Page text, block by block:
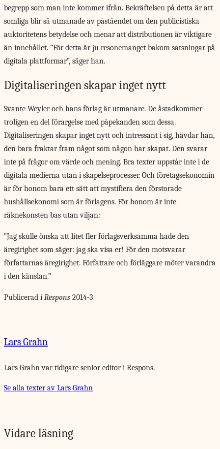
begrepp som man inte kommer ifrån. Bekräftelsen på detta är att
somliga blir så utmanade av påståendet om den publicistiska
auktoritetens betydelse och menar att distributionen är viktigare
än innehållet. ”För detta är ju resonemanget bakom satsningar på
digitala plattformar”, säger han.
Digitaliseringen skapar inget nytt
Svante Weyler och hans förlag är utmanare. De åstadkommer
troligen en del förargelse med påpekanden som dessa.
Digitaliseringen skapar inget nytt och intressant i sig, hävdar han,
den bara fraktar fram något som någon har skapat. Den svarar
inte på frågor om värde och mening. Bra texter uppstår inte i de
digitala medierna utan i skapelseprocesser. Och företagsekonomin
är för honom bara ett sätt att mystifiera den förstorade
hushållsekonomi som är förlagens. För honom är inte
räknekonsten bas utan viljan:
”Jag skulle önska att litet fler förlagsverksamma hade den
äregirighet som säger: jag ska visa er! För den motsvarar
författarnas äregirighet. Författare och förläggare möter varandra
i den känslan.”
Publicerad i Respons 2014-3
Lars Grahn
Lars Grahn var tidigare senior editor i Respons.
Se alla texter av Lars Grahn
Vidare läsning